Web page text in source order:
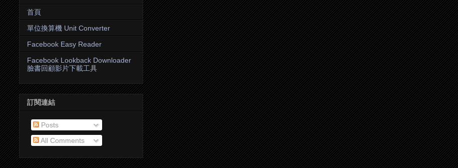
首頁
單位換算機 Unit Converter
Facebook Easy Reader
Facebook Lookback Downloader
臉書回顧影片下載工具
訂閱連結
Posts
All Comments